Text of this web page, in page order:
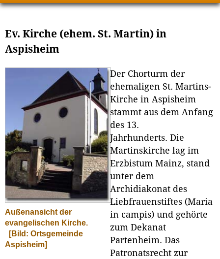
Ev. Kirche (ehem. St. Martin) in
Aspisheim
Außenansicht der
evangelischen Kirche.
[Bild: Ortsgemeinde
Aspisheim]
Der Chorturm der
ehemaligen St. Martins-
Kirche in Aspisheim
stammt aus dem Anfang
des 13.
Jahrhunderts. Die
Martinskirche lag im
Erzbistum Mainz, stand
unter dem
Archidiakonat des
Liebfrauenstiftes (Maria
in campis) und gehörte
zum Dekanat
Partenheim. Das
Patronatsrecht zur